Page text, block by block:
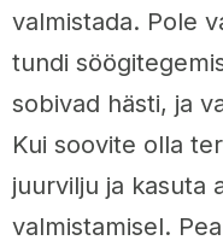
valmistada. Pole
tundi
sobivad hästi, ja
Kui soovite olla
juurvilju ja kasuta
valmistamisel.